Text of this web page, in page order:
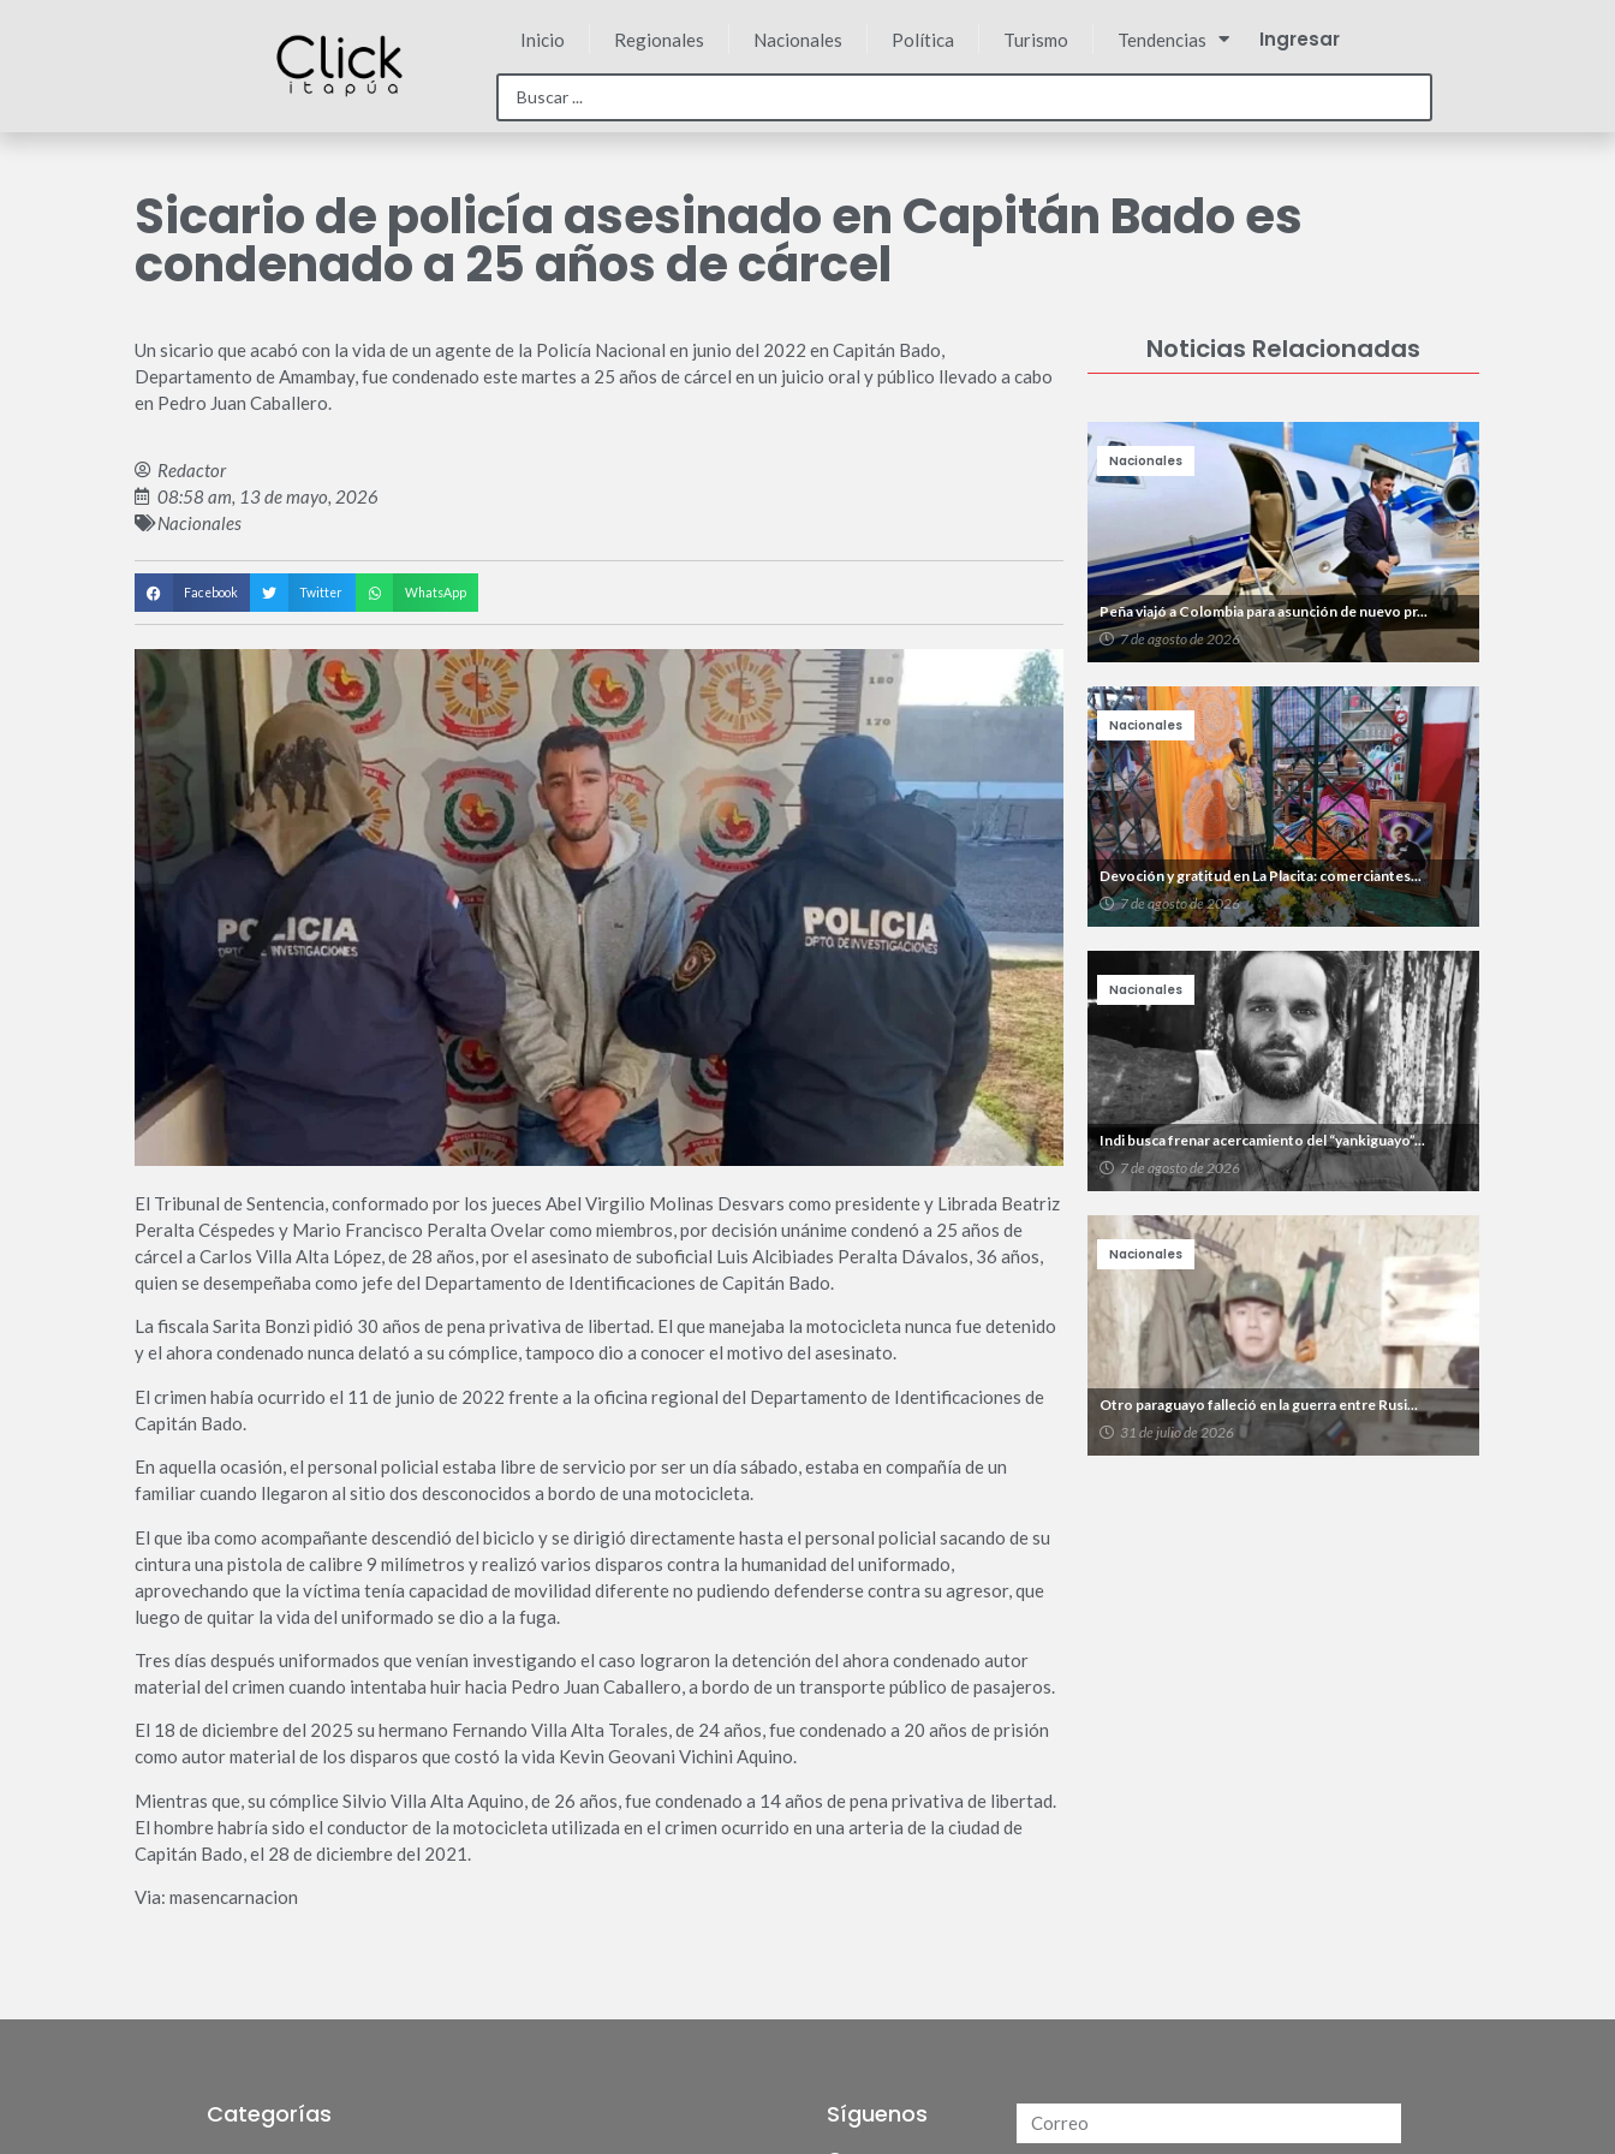
Inicio Regionales Nacionales Política Turismo Tendencias Ingresar
Sicario de policía asesinado en Capitán Bado es
condenado a 25 años de cárcel
Un sicario que acabó con la vida de un agente de la Policía Nacional en junio del 2022 en Capitán Bado,
Departamento de Amambay, fue condenado este martes a 25 años de cárcel en un juicio oral y público llevado a cabo
en Pedro Juan Caballero.
Redactor
08:58 am, 13 de mayo, 2026
Nacionales
Facebook Twitter WhatsApp
El Tribunal de Sentencia, conformado por los jueces Abel Virgilio Molinas Desvars como presidente y Librada Beatriz
Peralta Céspedes y Mario Francisco Peralta Ovelar como miembros, por decisión unánime condenó a 25 años de
cárcel a Carlos Villa Alta López, de 28 años, por el asesinato de suboficial Luis Alcibiades Peralta Dávalos, 36 años,
quien se desempeñaba como jefe del Departamento de Identificaciones de Capitán Bado.
La fiscala Sarita Bonzi pidió 30 años de pena privativa de libertad. El que manejaba la motocicleta nunca fue detenido
y el ahora condenado nunca delató a su cómplice, tampoco dio a conocer el motivo del asesinato.
El crimen había ocurrido el 11 de junio de 2022 frente a la oficina regional del Departamento de Identificaciones de
Capitán Bado.
En aquella ocasión, el personal policial estaba libre de servicio por ser un día sábado, estaba en compañía de un
familiar cuando llegaron al sitio dos desconocidos a bordo de una motocicleta.
El que iba como acompañante descendió del biciclo y se dirigió directamente hasta el personal policial sacando de su
cintura una pistola de calibre 9 milímetros y realizó varios disparos contra la humanidad del uniformado,
aprovechando que la víctima tenía capacidad de movilidad diferente no pudiendo defenderse contra su agresor, que
luego de quitar la vida del uniformado se dio a la fuga.
Tres días después uniformados que venían investigando el caso lograron la detención del ahora condenado autor
material del crimen cuando intentaba huir hacia Pedro Juan Caballero, a bordo de un transporte público de pasajeros.
El 18 de diciembre del 2025 su hermano Fernando Villa Alta Torales, de 24 años, fue condenado a 20 años de prisión
como autor material de los disparos que costó la vida Kevin Geovani Vichini Aquino.
Mientras que, su cómplice Silvio Villa Alta Aquino, de 26 años, fue condenado a 14 años de pena privativa de libertad.
El hombre habría sido el conductor de la motocicleta utilizada en el crimen ocurrido en una arteria de la ciudad de
Capitán Bado, el 28 de diciembre del 2021.
Via: masencarnacion
Noticias Relacionadas
Peña viajó a Colombia para asunción de nuevo pr...
7 de agosto de 2026
Nacionales
Devoción y gratitud en La Placita: comerciantes...
7 de agosto de 2026
Nacionales
Indi busca frenar acercamiento del “yankiguayo”...
7 de agosto de 2026
Nacionales
Otro paraguayo falleció en la guerra entre Rusi...
31 de julio de 2026
Nacionales
Categorías Síguenos